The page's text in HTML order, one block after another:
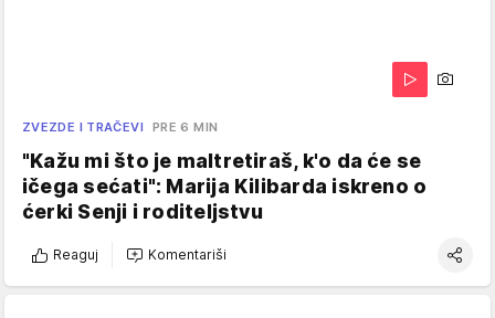
ZVEZDE I TRAČEVI PRE 6 MIN
"Kažu mi što je maltretiraš, k'o da će se
ičega sećati": Marija Kilibarda iskreno o
ćerki Senji i roditeljstvu
Reaguj Komentariši